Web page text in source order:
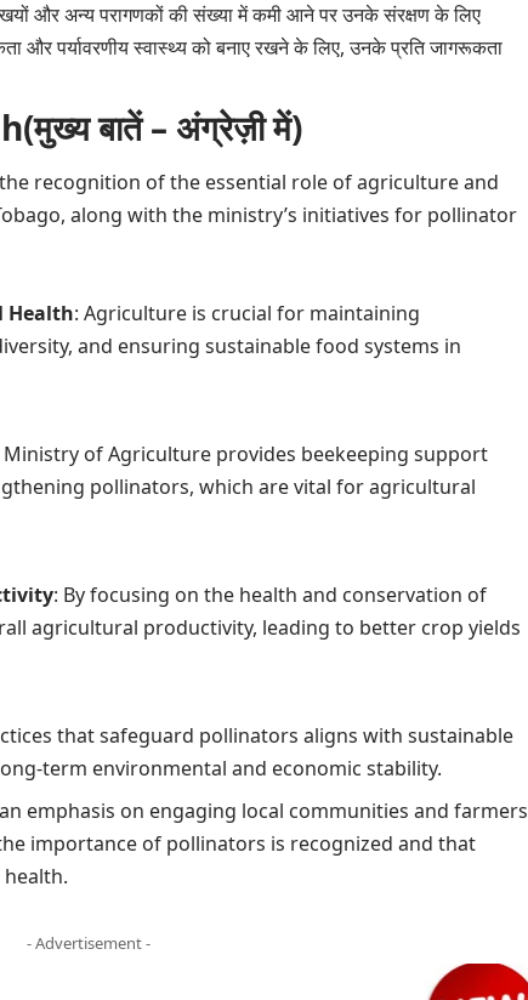
और अन्य परागणकों की संख्या में कमी आने पर उनके संरक्षण के लिए
और पर्यावरणीय स्वास्थ्य को बनाए रखने के लिए, उनके प्रति जागरूकता
बातें – अंग्रेज़ी में)
recognition of the essential role of agriculture and
along with the ministry’s initiatives for pollinator
Health: Agriculture is crucial for maintaining
and ensuring sustainable food systems in
Ministry of Agriculture provides beekeeping support
pollinators, which are vital for agricultural
: By focusing on the health and conservation of
agricultural productivity, leading to better crop yields
that safeguard pollinators aligns with sustainable
term environmental and economic stability.
emphasis on engaging local communities and farmers
importance of pollinators is recognized and that
- Advertisement -